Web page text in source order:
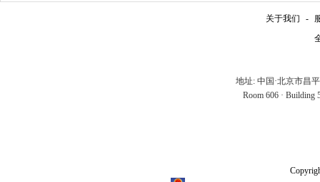
关于我们 -
地址: 中国·北京市昌
Room 606 · Building